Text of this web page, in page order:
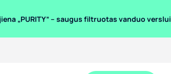
„PURITY” – saugus filtruotas vanduo verslui